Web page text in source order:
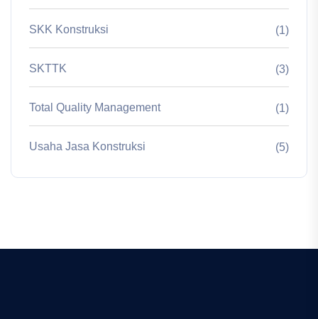
SKK Konstruksi (1)
SKTTK (3)
Total Quality Management (1)
Usaha Jasa Konstruksi (5)